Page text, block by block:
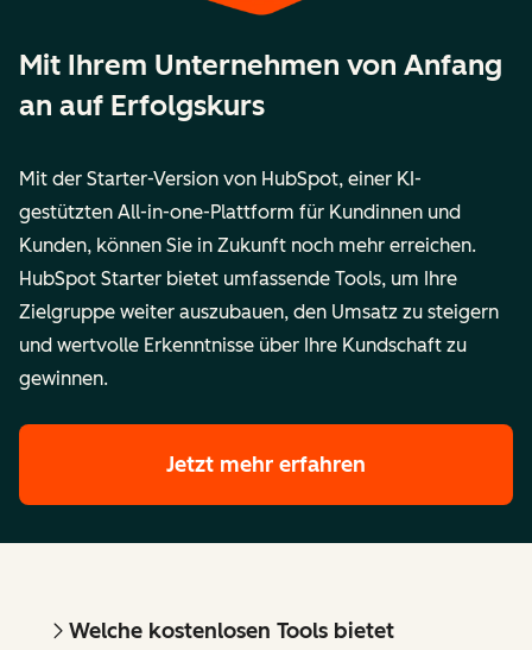
Mit Ihrem Unternehmen von Anfang
an auf Erfolgskurs
Mit der Starter-Version von HubSpot, einer KI-
gestützten All-in-one-Plattform für Kundinnen und
Kunden, können Sie in Zukunft noch mehr erreichen.
HubSpot Starter bietet umfassende Tools, um Ihre
Zielgruppe weiter auszubauen, den Umsatz zu steigern
und wertvolle Erkenntnisse über Ihre Kundschaft zu
gewinnen.
Jetzt mehr erfahren
Welche kostenlosen Tools bietet